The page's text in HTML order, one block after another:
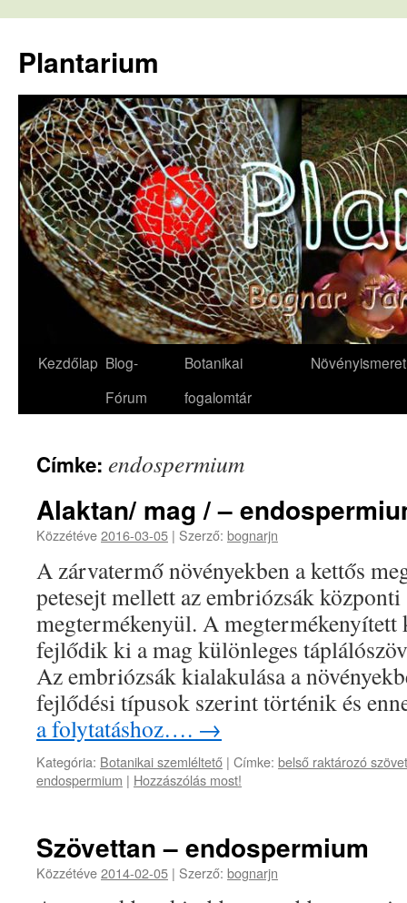
tartalomba
Plantarium
Kezdőlap Blog-
Fórum
Botanikai
fogalomtár
Növényismeret
Címke: endospermium
Alaktan/ mag / –
Közzétéve2016-03-05 | Szerző: bognarjn
A zárvatermő növényekben a kettős
petesejt mellett az embriózsák
megtermékenyül. A
fejlődik ki a mag különleges
Az embriózsák kialakulása a
fejlődési típusok szerint történik és
a folytatáshoz…. →
Kategória: Botanikai szemléltető | Címke: belső raktározó szövet
endospermium | Hozzászólás most!
Szövettan – endospermium
Közzétéve2014-02-05 | Szerző: bognarjn